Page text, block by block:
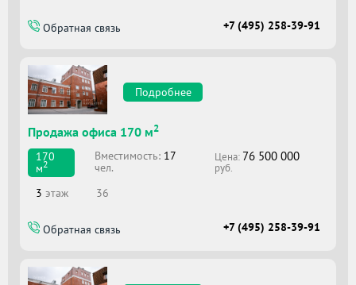
Обратная связь +7 (495) 258-39-91
Подробнее
Продажа офиса 170 м2
170
м2
Вместимоcть: 17
чел.
Цена: 76 500 000
руб.
3 этаж 36
Обратная связь +7 (495) 258-39-91